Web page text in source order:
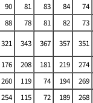
90 81 83 84 74
88 78 81 82 73
321 343 367 357 351
176 208 181 219 274
260 119 74 194 269
254 115 72 189 268